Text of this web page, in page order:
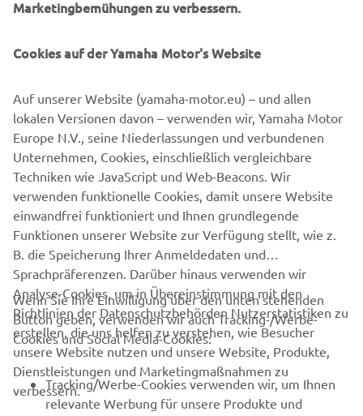
hat YMRE den Designprozess von fast 30 Yamaha
produziert wurden, was sie zu vollständig in Europa
YMIT ist die italienische Niederlassung von Yamaha, die
für Marketing, Vertrieb und Service auf dem italienischen
Markt zuständig ist.
MEHR NACHRICHTEN
UNTERNEHMEN
B2B
Marketingbemühungen zu verbessern.
Cookies auf der Yamaha Motor's Website
Auf unserer Website (yamaha-motor.eu) – und allen
lokalen Versionen davon – verwenden wir, Yamaha Motor
Europe N.V., seine Niederlassungen und verbundenen
Unternehmen, Cookies, einschließlich vergleichbare
Techniken wie JavaScript und Web-Beacons. Wir
verwenden funktionelle Cookies, damit unsere Website
einwandfrei funktioniert und Ihnen grundlegende
Funktionen unserer Website zur Verfügung stellt, wie z.
B. die Speicherung Ihrer Anmeldedaten und
Sprachpräferenzen. Darüber hinaus verwenden wir
Analyse-Cookies, um in Übereinstimmung mit den
Richtlinien der Datenschutzbehörden Nutzerstatistiken zu
erstellen, die uns helfen zu verstehen, wie Besucher
unsere Website nutzen und unsere Website, Produkte,
Dienstleistungen und Marketingmaßnahmen zu
verbessern.
Wenn Sie Ihre Einwilligung über den unten stehenden
Button geben, verwenden wir auch Tracking-/Werbe-
Cookies und Social Media-Cookies:
Tracking/Werbe-Cookies verwenden wir, um Ihnen
relevante Werbung für unsere Produkte und